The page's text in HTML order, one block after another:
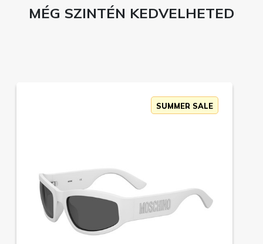
MÉG SZINTÉN KEDVELHETED
SUMMER SALE